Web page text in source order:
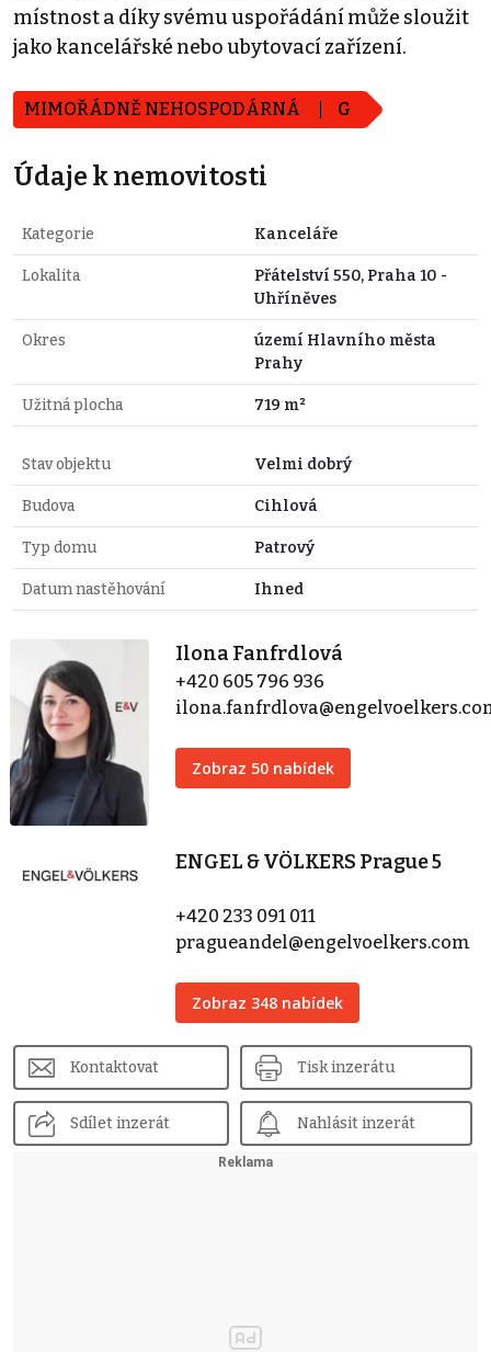
místnost a díky svému uspořádání může sloužit
jako kancelářské nebo ubytovací zařízení.
MIMOŘÁDNĚ NEHOSPODÁRNÁ G
Údaje k nemovitosti
Kategorie Kanceláře
Lokalita
Přátelství 550, Praha 10 -
Uhříněves
Okres
území Hlavního města
Prahy
Užitná plocha 719 m²
Stav objektu Velmi dobrý
Budova Cihlová
Typ domu Patrový
Datum nastěhování Ihned
Ilona Fanfrdlová
+420 605 796 936
Zobraz 50 nabídek
ENGEL & VÖLKERS Prague 5
+420 233 091 011
pragueandel@engelvoelkers.com
Zobraz 348 nabídek
Kontaktovat Tisk inzerátu
Sdílet inzerát Nahlásit inzerát